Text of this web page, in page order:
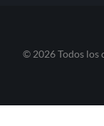
© 2026 Todos los